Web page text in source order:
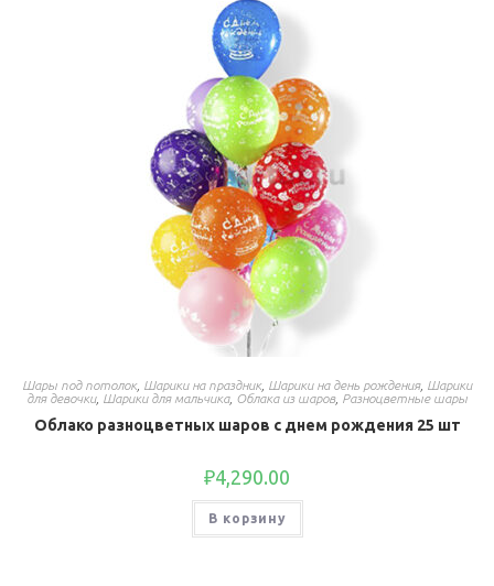
Шары под потолок, Шарики на праздник, Шарики на день рождения, Шарики
для девочки, Шарики для мальчика, Облака из шаров, Разноцветные шары
Облако разноцветных шаров с днем рождения 25 шт
₽4,290.00
В корзину